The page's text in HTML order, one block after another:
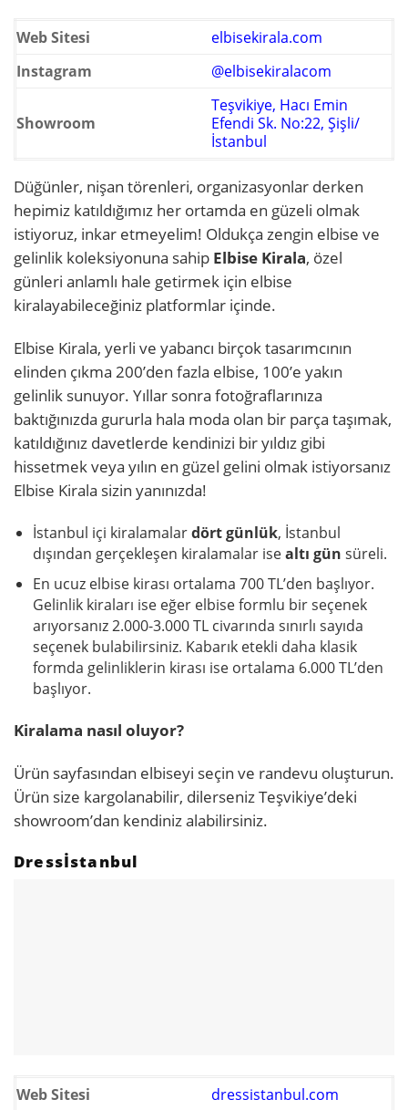
Web Sitesi
elbisekirala.com
Instagram
@elbisekiralacom
Showroom
Teşvikiye, Hacı Emin
Efendi Sk. No:22, Şişli/
İstanbul
Düğünler, nişan törenleri, organizasyonlar derken
hepimiz katıldığımız her ortamda en güzeli olmak
istiyoruz, inkar etmeyelim! Oldukça zengin elbise ve
gelinlik koleksiyonuna sahip Elbise Kirala, özel
günleri anlamlı hale getirmek için elbise
kiralayabileceğiniz platformlar içinde.
Elbise Kirala, yerli ve yabancı birçok tasarımcının
elinden çıkma 200’den fazla elbise, 100’e yakın
gelinlik sunuyor. Yıllar sonra fotoğraflarınıza
baktığınızda gururla hala moda olan bir parça taşımak,
katıldığınız davetlerde kendinizi bir yıldız gibi
hissetmek veya yılın en güzel gelini olmak istiyorsanız
Elbise Kirala sizin yanınızda!
İstanbul içi kiralamalardört günlük, İstanbul
dışından gerçekleşen kiralamalar isealtı gün süreli.
En ucuz elbise kirası ortalama 700 TL’den başlıyor.
Gelinlik kiraları ise eğer elbise formlu bir seçenek
arıyorsanız 2.000-3.000 TL civarında sınırlı sayıda
seçenek bulabilirsiniz. Kabarık etekli daha klasik
formda gelinliklerin kirası ise ortalama 6.000 TL’den
başlıyor.
Kiralama nasıl oluyor?
Ürün sayfasından elbiseyi seçin ve randevu oluşturun.
Ürün size kargolanabilir, dilerseniz Teşvikiye’deki
showroom’dan kendiniz alabilirsiniz.
Dressİstanbul
Web Sitesi
dressistanbul.com